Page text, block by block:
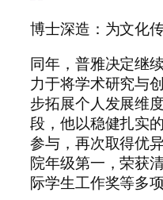
博士深造：为文化
同年，普雅决定继
力于将学术研究与
步拓展个人发展维
段，他以稳健扎实
参与，再次取得优
院年级第一，荣获
际学生工作奖等多项